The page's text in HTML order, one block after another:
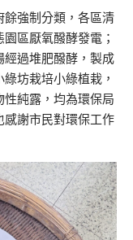
餘強制分類，各區清
區厭氧醱酵發電；
過堆肥醱酵，製成
坊栽培小綠植栽，
純露，均為環保局
謝市民對環保工作